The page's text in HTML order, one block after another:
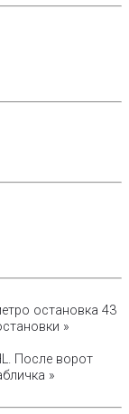
остановка 43
»
После ворот
»